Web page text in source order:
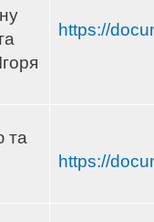
https://
та
https://